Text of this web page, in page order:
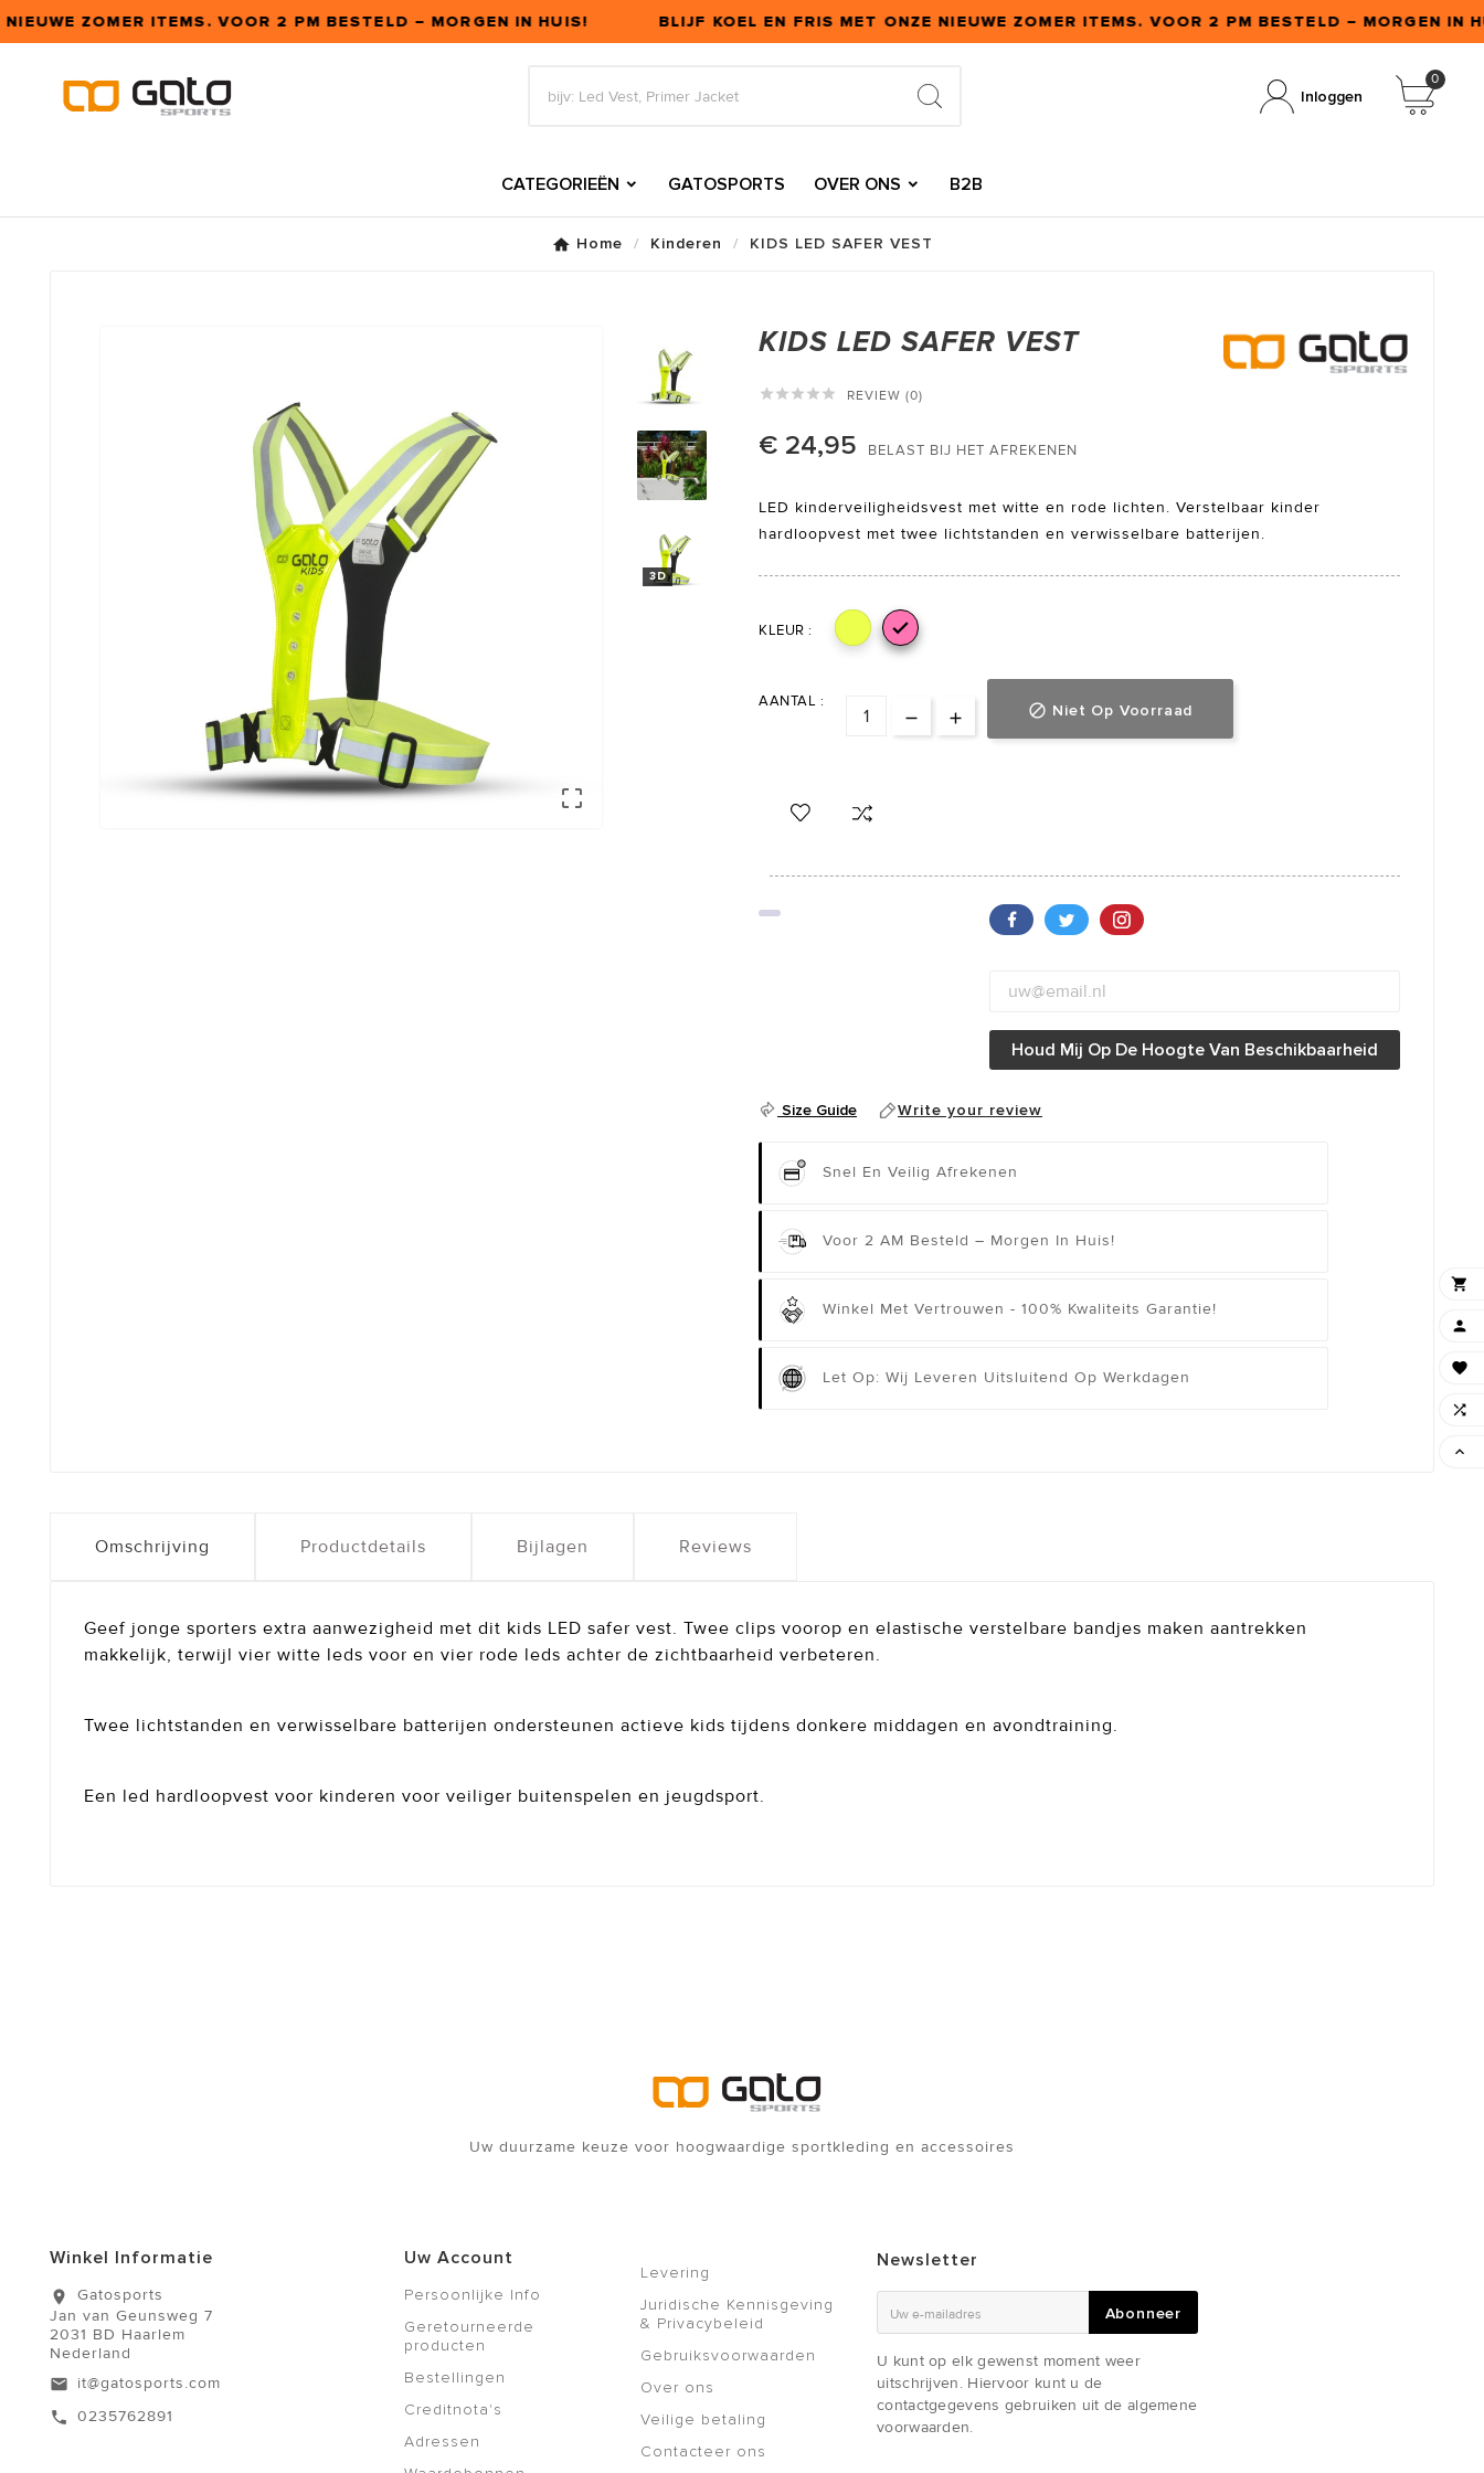
ZOMER ITEMS. VOOR 2 PM BESTELD – MORGEN IN HUIS! BLIJF KOEL EN FRIS MET ONZE NIEUWE ZOMER ITEMS. VOOR 2 PM BESTELD – MORGEN IN
Inloggen
0
CATEGORIEËN GATOSPORTS OVER ONS B2B
Home Kinderen KIDS LED SAFER VEST

3D
KIDS LED SAFER VEST
     REVIEW (0)
€ 24,95 BELAST BIJ HET AFREKENEN
LED kinderveiligheidsvest met witte en rode lichten. Verstelbaar kinder
hardloopvest met twee lichtstanden en verwisselbare batterijen.
KLEUR : 
AANTAL :  Niet Op Voorraad
Houd Mij Op De Hoogte Van Beschikbaarheid
Size Guide Write your review
Snel En Veilig Afrekenen
Voor 2 AM Besteld – Morgen In Huis!
Winkel Met Vertrouwen - 100% Kwaliteits Garantie!
Let Op: Wij Leveren Uitsluitend Op Werkdagen
Omschrijving Productdetails Bijlagen Reviews
Geef jonge sporters extra aanwezigheid met dit kids LED safer vest. Twee clips voorop en elastische verstelbare bandjes maken aantrekken
makkelijk, terwijl vier witte leds voor en vier rode leds achter de zichtbaarheid verbeteren.
Twee lichtstanden en verwisselbare batterijen ondersteunen actieve kids tijdens donkere middagen en avondtraining.
Een led hardloopvest voor kinderen voor veiliger buitenspelen en jeugdsport.
Uw duurzame keuze voor hoogwaardige sportkleding en accessoires
Winkel Informatie
location_on
Gatosports
Jan van Geunsweg 7
2031 BD Haarlem
Nederland
email it@gatosports.com
call 0235762891
Uw Account
Persoonlijke Info
Geretourneerde
producten
Bestellingen
Creditnota's
Adressen
Levering
Juridische Kennisgeving
& Privacybeleid
Gebruiksvoorwaarden
Over ons
Veilige betaling
Contacteer ons
Newsletter
Abonneer
U kunt op elk gewenst moment weer
uitschrijven. Hiervoor kunt u de
contactgegevens gebruiken uit de algemene
voorwaarden.




